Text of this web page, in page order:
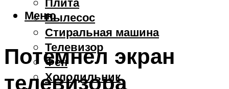
Пылесос
Стиральная машина
Телевизор
Фен
Холодильник
Меню
Потемнел экран
телевизора